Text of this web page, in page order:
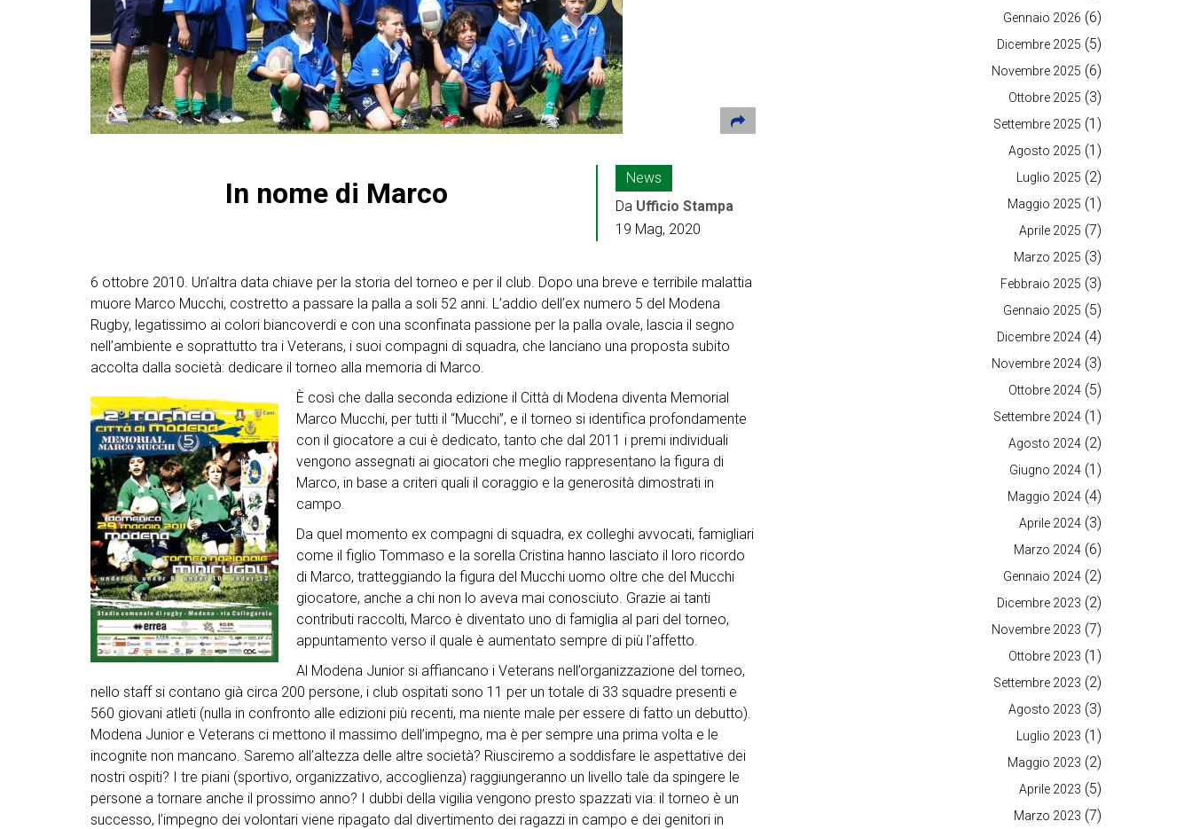
In nome di Marco
News
Da Ufficio Stampa
19 Mag, 2020
6 ottobre 2010. Un’altra data chiave per la storia del torneo e per il club. Dopo una breve e terribile malattia
muore Marco Mucchi, costretto a passare la palla a soli 52 anni. L’addio dell’ex numero 5 del Modena
Rugby, legatissimo ai colori biancoverdi e con una sconfinata passione per la palla ovale, lascia il segno
nell’ambiente e soprattutto tra i Veterans, i suoi compagni di squadra, che lanciano una proposta subito
accolta dalla società: dedicare il torneo alla memoria di Marco.
È così che dalla seconda edizione il Città di Modena diventa Memorial
Marco Mucchi, per tutti il “Mucchi”, e il torneo si identifica profondamente
con il giocatore a cui è dedicato, tanto che dal 2011 i premi individuali
vengono assegnati ai giocatori che meglio rappresentano la figura di
Marco, in base a criteri quali il coraggio e la generosità dimostrati in
campo.
Da quel momento ex compagni di squadra, ex colleghi avvocati, famigliari
come il figlio Tommaso e la sorella Cristina hanno lasciato il loro ricordo
di Marco, tratteggiando la figura del Mucchi uomo oltre che del Mucchi
giocatore, anche a chi non lo aveva mai conosciuto. Grazie ai tanti
contributi raccolti, Marco è diventato uno di famiglia al pari del torneo,
appuntamento verso il quale è aumentato sempre di più l’affetto.
Al Modena Junior si affiancano i Veterans nell’organizzazione del torneo,
nello staff si contano già circa 200 persone, i club ospitati sono 11 per un totale di 33 squadre presenti e
560 giovani atleti (nulla in confronto alle edizioni più recenti, ma niente male per essere di fatto un debutto).
Modena Junior e Veterans ci mettono il massimo dell’impegno, ma è per sempre una prima volta e le
incognite non mancano. Saremo all’altezza delle altre società? Riusciremo a soddisfare le aspettative dei
nostri ospiti? I tre piani (sportivo, organizzativo, accoglienza) raggiungeranno un livello tale da spingere le
persone a tornare anche il prossimo anno? I dubbi della vigilia vengono presto spazzati via: il torneo è un
successo, l’impegno dei volontari viene ripagato dal divertimento dei ragazzi in campo e dei genitori in
Gennaio 2026 (6)
Dicembre 2025 (5)
Novembre 2025 (6)
Ottobre 2025 (3)
Settembre 2025 (1)
Agosto 2025 (1)
Luglio 2025 (2)
Maggio 2025 (1)
Aprile 2025 (7)
Marzo 2025 (3)
Febbraio 2025 (3)
Gennaio 2025 (5)
Dicembre 2024 (4)
Novembre 2024 (3)
Ottobre 2024 (5)
Settembre 2024 (1)
Agosto 2024 (2)
Giugno 2024 (1)
Maggio 2024 (4)
Aprile 2024 (3)
Marzo 2024 (6)
Gennaio 2024 (2)
Dicembre 2023 (2)
Novembre 2023 (7)
Ottobre 2023 (1)
Settembre 2023 (2)
Agosto 2023 (3)
Luglio 2023 (1)
Maggio 2023 (2)
Aprile 2023 (5)
Marzo 2023 (7)